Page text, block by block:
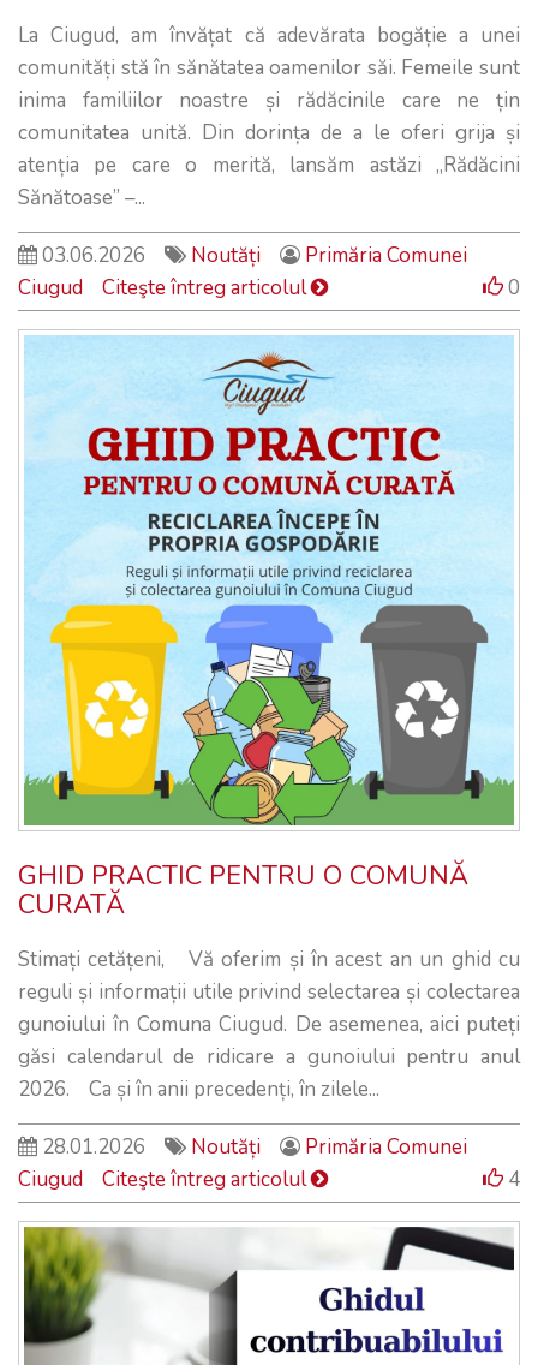
La Ciugud, am învățat că adevărata bogăție a unei
comunități stă în sănătatea oamenilor săi. Femeile sunt
inima familiilor noastre și rădăcinile care ne țin
comunitatea unită. Din dorința de a le oferi grija și
atenția pe care o merită, lansăm astăzi „Rădăcini
Sănătoase” –...
03.06.2026 Noutăți
Primăria Comunei
Ciugud
Citeşte întreg articolul 0
GHID PRACTIC PENTRU O COMUNĂ
CURATĂ
Stimați cetățeni, Vă oferim și în acest an un ghid cu
reguli și informații utile privind selectarea și colectarea
gunoiului în Comuna Ciugud. De asemenea, aici puteți
găsi calendarul de ridicare a gunoiului pentru anul
2026. Ca și în anii precedenți, în zilele...
28.01.2026 Noutăți
Primăria Comunei
Ciugud
Citeşte întreg articolul 4